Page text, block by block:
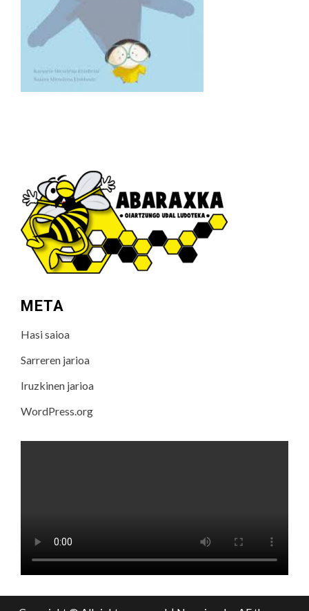
META
Hasi saioa
Sarreren jarioa
Iruzkinen jarioa
WordPress.org